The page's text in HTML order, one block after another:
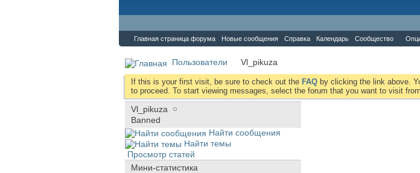
Главная страница форума Новые сообщения Справка Календарь Сообщество
Пользователи Vl_pikuza
If this is your first visit, be sure to check out the FAQ by clicking the link above.
to proceed. To start viewing messages, select the forum that you want to visit
Vl_pikuza
Banned
Найти сообщения
Найти темы
Просмотр статей
Мини-статистика